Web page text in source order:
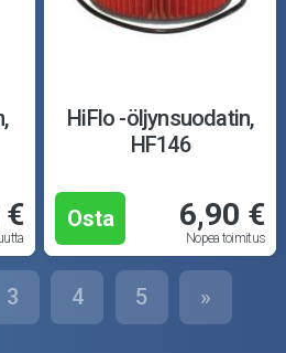
€
HiFlo -öljynsuodatin,
HF146
Osta 6,90 €
Nopea toimitus
3 4 5 »